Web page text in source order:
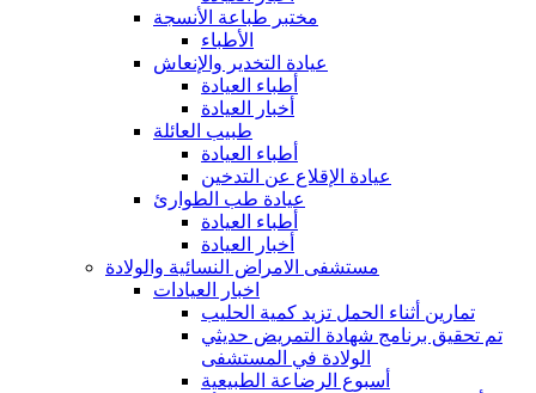
مختبر طباعة الأنسجة
الأطباء
عيادة التخدير والإنعاش
أطباء العيادة
أخبار العيادة
طبيب العائلة
أطباء العيادة
عيادة الإقلاع عن التدخين
عيادة طب الطوارئ
أطباء العيادة
أخبار العيادة
مستشفى الامراض النسائية والولادة
اخبار العيادات
تمارين أثناء الحمل تزيد كمية الحليب
تم تحقيق برنامج شهادة التمريض حديثي
الولادة في المستشفى
أسبوع الرضاعة الطبيعية